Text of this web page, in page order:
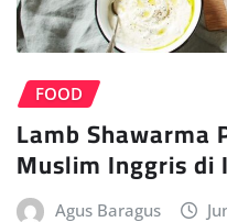
FOOD
Lamb Shawarma
Muslim Inggris di
Agus Baragus